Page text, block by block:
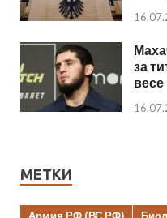
за
весе
МЕТКИ
Армия РФ (ВС РФ)